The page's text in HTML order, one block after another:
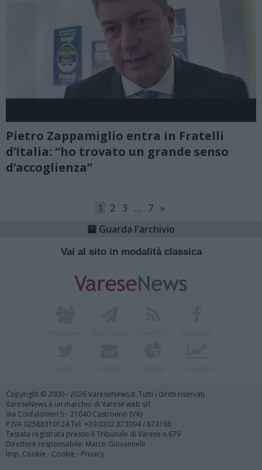
Pietro Zappamiglio entra in Fratelli
d’Italia: “ho trovato un grande senso
d’accoglienza”
1 2 3 … 7
»
Guarda l'archivio
Vai al sito in modalità classica
Copyright © 2000 - 2026 VareseNews.it. Tutti i diritti riservati
VareseNews è un marchio di Varese web srl
Via Confalonieri 5 - 21040 Castronno (VA)
P.IVA 02588310124 Tel. +39.0332.873094 / 873168
Testata registrata presso il Tribunale di Varese n.679
Direttore responsabile: Marco Giovannelli
Imp. Cookie - Cookie - Privacy